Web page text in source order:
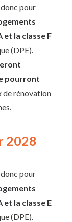
pour
la classe F
(DPE).
pourront
de rénovation
2028
pour
la classe E
(DPE).